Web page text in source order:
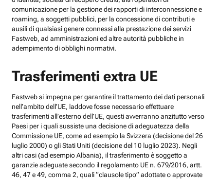
comunicazione per la gestione dei rapporti di interconnessione e
roaming, a soggetti pubblici, per la concessione di contributi e
ausili di qualsiasi genere connessi alla prestazione dei servizi
Fastweb, ad amministrazioni ed altre autorità pubbliche in
adempimento di obblighi normativi.
Trasferimenti extra UE
Fastweb si impegna per garantire il trattamento dei dati personali
nell’ambito dell’UE, laddove fosse necessario effettuare
trasferimenti all’esterno dell’UE, questi avverranno anzitutto verso
Paesi per i quali sussiste una decisione di adeguatezza della
Commissione UE, come ad esempio la Svizzera (decisione del 26
luglio 2000) o gli Stati Uniti (decisione del 10 luglio 2023). Negli
altri casi (ad esempio Albania), il trasferimento è soggetto a
garanzie adeguate secondo il regolamento UE n. 679/2016, artt.
46, 47 e 49, comma 2, quali “clausole tipo” adottate o approvate